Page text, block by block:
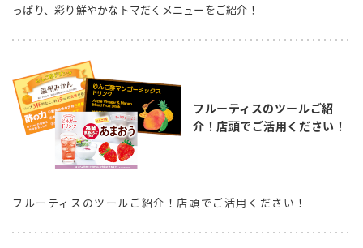
っぱり、彩り鮮やかなトマだくメニューをご紹介！
フルーティスのツールご紹
介！店頭でご活用ください！
フルーティスのツールご紹介！店頭でご活用ください！